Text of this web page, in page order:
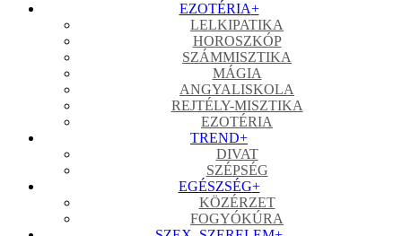
EZOTÉRIA+
LELKIPATIKA
HOROSZKÓP
SZÁMMISZTIKA
MÁGIA
ANGYALISKOLA
REJTÉLY-MISZTIKA
EZOTÉRIA
TREND+
DIVAT
SZÉPSÉG
EGÉSZSÉG+
KÖZÉRZET
FOGYÓKÚRA